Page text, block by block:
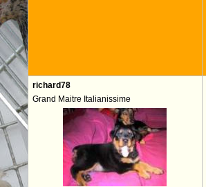
richard78
Grand Maitre Italianissime